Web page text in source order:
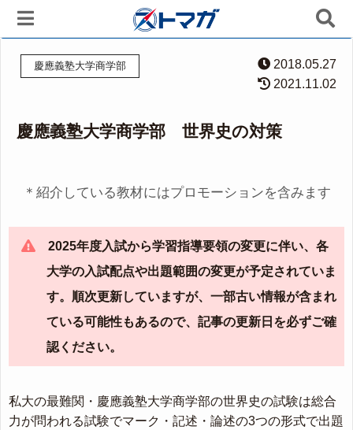
慶應義塾大学商学部
2018.05.27
2021.11.02
慶應義塾大学商学部 世界史の対策
＊紹介している教材にはプロモーションを含みます
2025年度入試から学習指導要領の変更に伴い、各
大学の入試配点や出題範囲の変更が予定されていま
す。順次更新していますが、一部古い情報が含まれ
ている可能性もあるので、記事の更新日を必ずご確
認ください。
私大の最難関・慶應義塾大学商学部の世界史の試験は総合
力が問われる試験でマーク・記述・論述の3つの形式で出題